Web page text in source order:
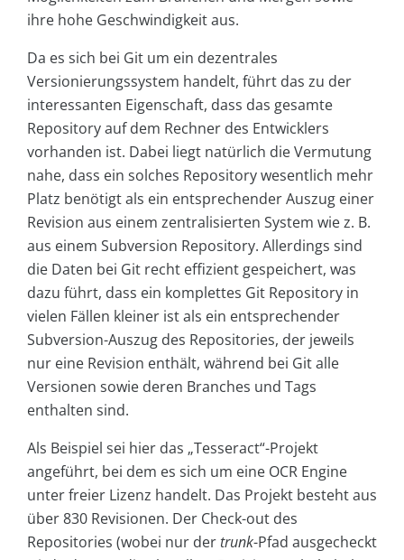
ihre hohe Geschwindigkeit aus.
Da es sich bei Git um ein dezentrales
Versionierungssystem handelt, führt das zu der
interessanten Eigenschaft, dass das gesamte
Repository auf dem Rechner des Entwicklers
vorhanden ist. Dabei liegt natürlich die Vermutung
nahe, dass ein solches Repository wesentlich mehr
Platz benötigt als ein entsprechender Auszug einer
Revision aus einem zentralisierten System wie z. B.
aus einem Subversion Repository. Allerdings sind
die Daten bei Git recht effizient gespeichert, was
dazu führt, dass ein komplettes Git Repository in
vielen Fällen kleiner ist als ein entsprechender
Subversion-Auszug des Repositories, der jeweils
nur eine Revision enthält, während bei Git alle
Versionen sowie deren Branches und Tags
enthalten sind.
Als Beispiel sei hier das „Tesseract“-Projekt
angeführt, bei dem es sich um eine OCR Engine
unter freier Lizenz handelt. Das Projekt besteht aus
über 830 Revisionen. Der Check-out des
Repositories (wobei nur dertrunk-Pfad ausgecheckt